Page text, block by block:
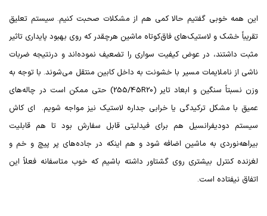
این همه خوبی گفتیم حالا کمی هم از مشکلات صحبت کنیم. سیستم تعلیق
تقریباً خشک و لاستیک‌های فاق‌کوتاه ماشین هرچقدر که روی بهبود پایداری تاثیر
مثبت داشتند، در عوض کیفیت سواری را تضعیف نموده‌اند و درنتیجه ضربات
ناشی از ناملایمات مسیر با خشونت به داخل کابین منتقل می‌شوند. با توجه به
وزن نسبتاً سنگین و ابعاد تایر (255/45R20) حتی ممکن است در چاله‌های
عمیق با مشکل ترکیدگی یا خرابی جداره لاستیک نیز مواجه شویم. ای کاش
سیستم دودیفرانسیل هم برای فیدلیتی قابل سفارش بود تا هم قابلیت
بیراهه‌نوردی به ماشین اضافه شود و هم اینکه در جاده‌های پر پیچ و خم و
لغزنده کنترل بیشتری روی گشتاور داشته باشیم که خوب متاسفانه فعلاً این
اتفاق نیفتاده است.